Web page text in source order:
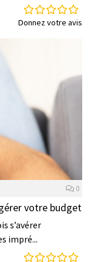
Donnez votre avis
0
votre budget
s’avérer
impré...